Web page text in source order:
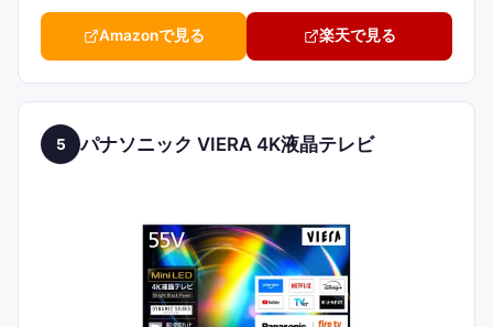
Amazonで見る 楽天で見る
5 パナソニック VIERA 4K液晶テレビ